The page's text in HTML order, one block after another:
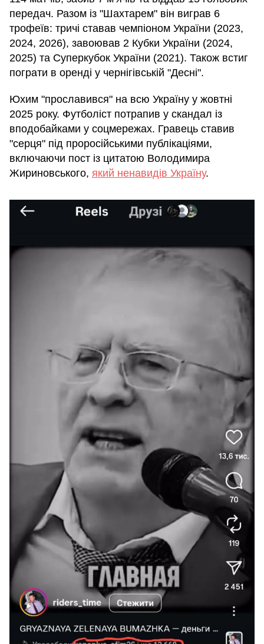
передач. Разом із "Шахтарем" він виграв 6
трофеїв: тричі ставав чемпіоном України (2023,
2024, 2026), завоював 2 Кубки України (2024,
2025) та Суперкубок України (2021). Також встиг
пограти в оренді у чернігівській "Десні".
Юхим "прославився" на всю Україну у жовтні
2025 року. Футболіст потрапив у скандал із
вподобайками у соцмережах. Гравець ставив
"серця" під проросійськими публікаціями,
включаючи пост із цитатою Володимира
Жириновського, який ненавидів Україну.